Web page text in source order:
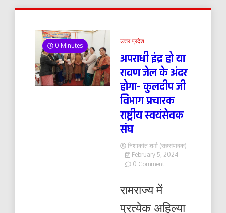
0 Minutes
उत्तर प्रदेश
अपराधी इंद्र हो या
रावण जेल के अंदर
होगा- कुलदीप जी
विभाग प्रचारक
राष्ट्रीय स्वयंसेवक
संघ
निशाकांत शर्मा (सहसंपादक)
February 5, 2024
0 Commenton
रावण
रामराज्य में
प्रत्येक अहिल्या